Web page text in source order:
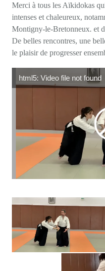
Merci à tous les Aïkidokas
intenses et chaleureux,
Montigny-le-Bretonneux. et
De belles rencontres, une
le plaisir de progresser
html5: Video file not found